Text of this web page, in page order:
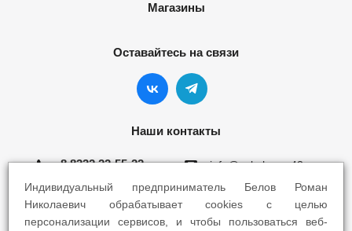
Магазины
Оставайтесь на связи
Наши контакты
8 8332 22-55-22 info@yokohama43.ru
Киров, ул. Ломоносова 5Б
Индивидуальный предприниматель Белов Роман
Николаевич обрабатывает cookies с целью
персонализации сервисов, и чтобы пользоваться веб-